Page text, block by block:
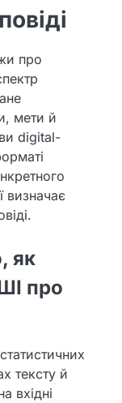
про
мети й
digital-
визначає
як
про
тексту й
вхідні